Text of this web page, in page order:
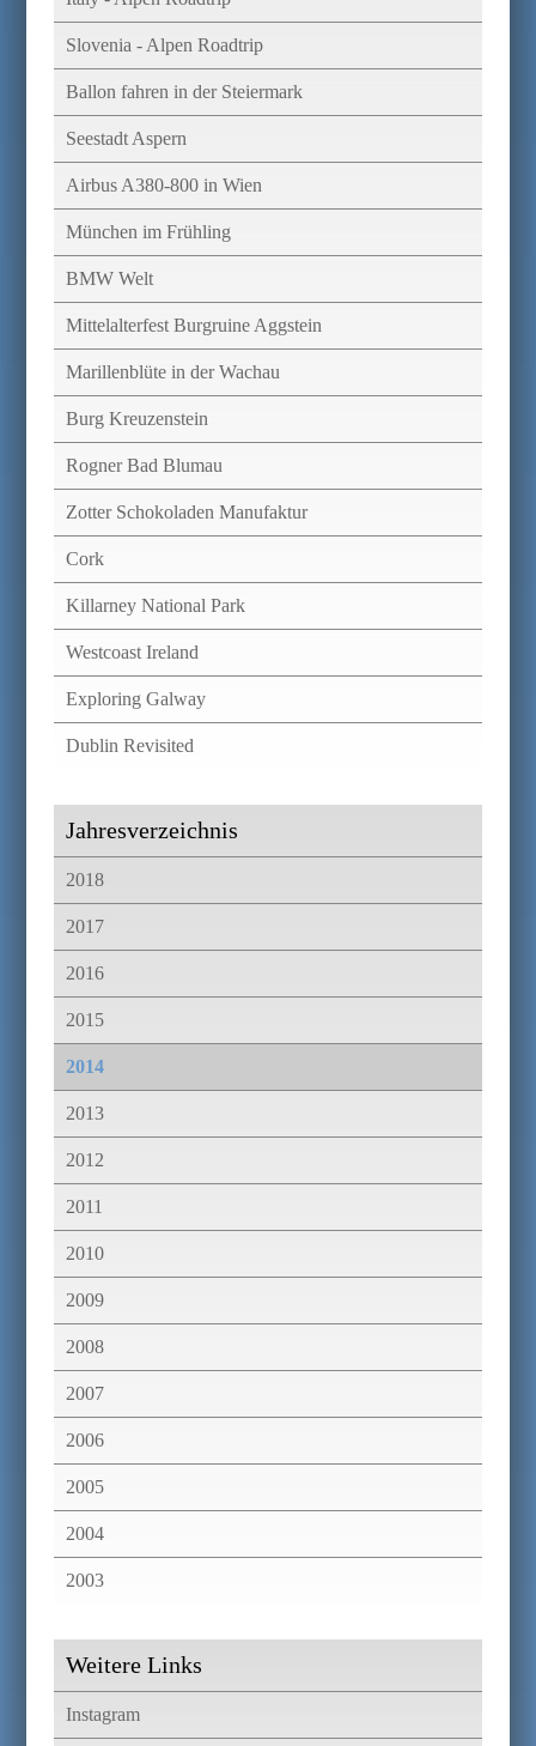
Jahresverzeichnis
2018
2017
2016
2015
2014
2013
2012
2011
2010
2009
2008
2007
2006
2005
2004
2003
Weitere Links
Instagram
Slovenia - Alpen Roadtrip
Ballon fahren in der Steiermark
Seestadt Aspern
Airbus A380-800 in Wien
München im Frühling
BMW Welt
Mittelalterfest Burgruine Aggstein
Marillenblüte in der Wachau
Burg Kreuzenstein
Rogner Bad Blumau
Zotter Schokoladen Manufaktur
Cork
Killarney National Park
Westcoast Ireland
Exploring Galway
Dublin Revisited